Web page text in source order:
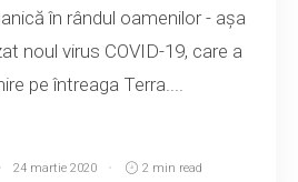
în rândul oamenilor - așa
noul virus COVID-19, care a
pe întreaga Terra....
24 martie 2020 2 min read